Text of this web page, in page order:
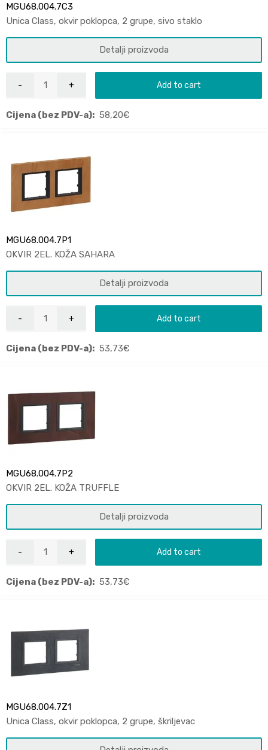
MGU68.004.7C3
Unica Class, okvir poklopca, 2 grupe, sivo staklo
Detalji proizvoda
Add to cart
Cijena (bez PDV-a): 58,20€
MGU68.004.7P1
OKVIR 2EL. KOŽA SAHARA
Detalji proizvoda
Add to cart
Cijena (bez PDV-a): 53,73€
MGU68.004.7P2
OKVIR 2EL. KOŽA TRUFFLE
Detalji proizvoda
Add to cart
Cijena (bez PDV-a): 53,73€
MGU68.004.7Z1
Unica Class, okvir poklopca, 2 grupe, škriljevac